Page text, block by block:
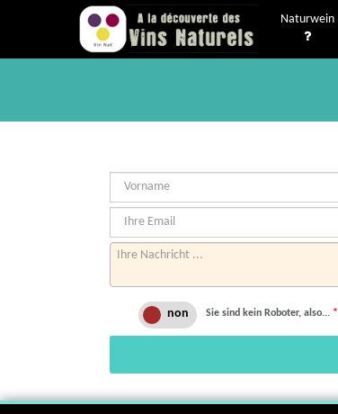
Naturwein
Sie sind kein Roboter, also... *